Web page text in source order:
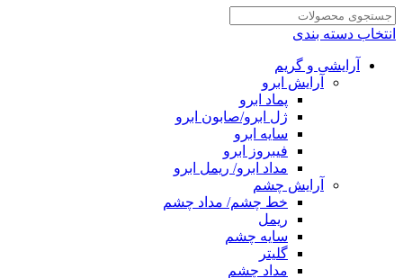
انتخاب دسته بندی
آرایشی و گریم
آرایش ابرو
پماد ابرو
ژل ابرو/صابون ابرو
سایه ابرو
فیبروز ابرو
مداد ابرو/ ریمل ابرو
آرایش چشم
خط چشم/ مداد چشم
ریمل
سایه چشم
گلیتر
مداد چشم